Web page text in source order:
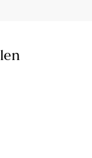
Unterwäsche,
Bikini
große
möchtest